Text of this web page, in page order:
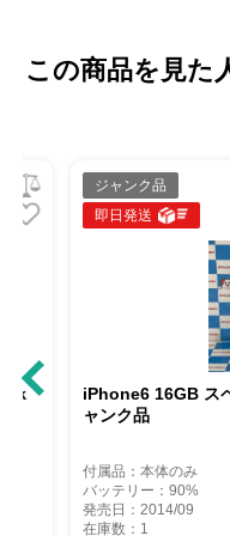
この商品を見た
ジャンク品
即日発送
iPhone6 16GB ス
ャンク品
付属品：本体のみ
バッテリー：90%
発売日：2014/09
在庫数：1